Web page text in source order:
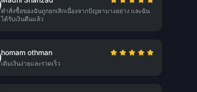
คำสั่งซื้อของฉันถูกยกเลิกเนื่องจากปัญหาบางอย่าง และฉัน
ได้รับเงินคืนแล้ว
homam othman
เติมเงินง่ายและรวดเร็ว